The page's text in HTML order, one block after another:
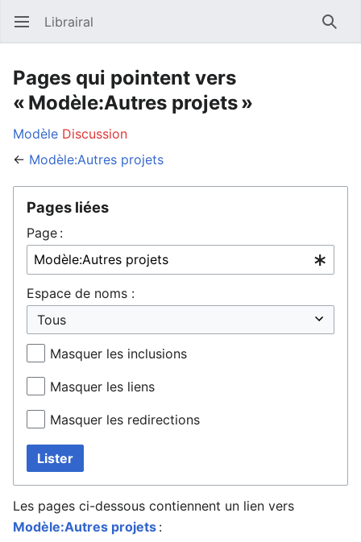
Ouvrir le menu principal Librairal
Pages qui pointent vers
« Modèle:Autres projets »
Modèle Discussion
← Modèle:Autres projets
Pages liées
Page :
Espace de noms :
Masquer les inclusions
Masquer les liens
Masquer les redirections
Lister
Les pages ci-dessous contiennent un lien vers
Modèle:Autres projets :